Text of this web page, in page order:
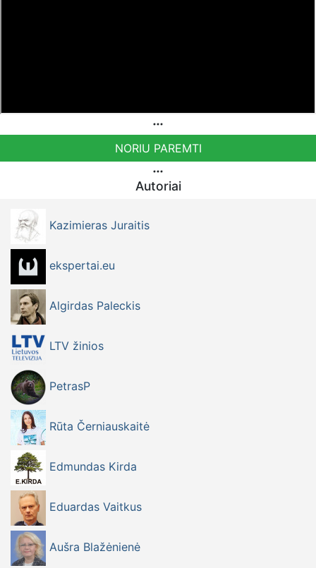
Sąskaita - BE92 9741 1390 8123
Bankas MONESE, SWIFT (BIC) kodas PESOBEB1
NORIU PAREMTI
Autoriai
Kazimieras Juraitis
ekspertai.eu
Algirdas Paleckis
LTV žinios
PetrasP
Rūta Černiauskaitė
Edmundas Kirda
Eduardas Vaitkus
Aušra Blažėnienė